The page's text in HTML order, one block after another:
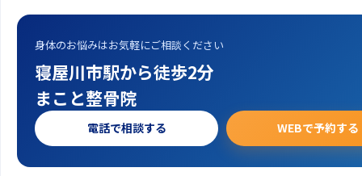
身体のお悩みはお気軽にご相談ください
寝屋川市駅から徒歩2分
まこと整骨院
電話で相談する WEBで予約する